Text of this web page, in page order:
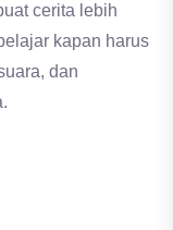
cerita lebih
kapan harus
dan